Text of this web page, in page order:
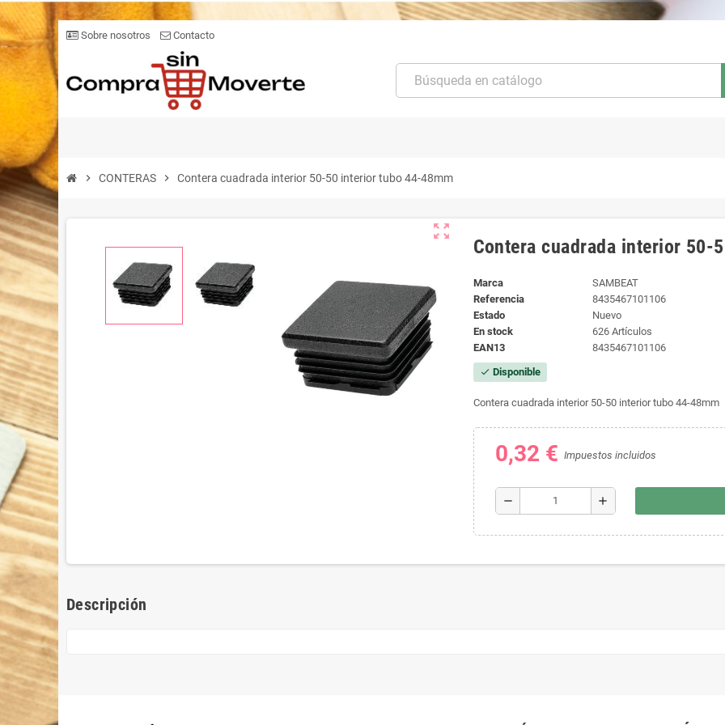
Sobre nosotros Contacto
chevron_right CONTERAS chevron_right Contera cuadrada interior 50-50 interior tubo 44-48mm
zoom_out_map
Contera cuadrada interior 50-
Marca
SAMBEAT
Referencia
8435467101106
Estado
Nuevo
En stock
626 Artículos
EAN13
8435467101106
check Disponible
Contera cuadrada interior 50-50 interior tubo 44-48mm
0,32 € Impuestos incluidos
remove add
Descripción